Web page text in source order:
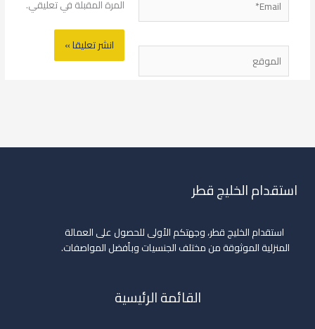
الموقع
المرة المقبلة في تعليقي.
استقدام الخليج قطر
استقدام الخليج قطر، وجهتكم الأولى للحصول على العمالة
المنزلية الموثوقة من مختلف الجنسيات وبأفضل المواصفات.
القائمة الرئيسية